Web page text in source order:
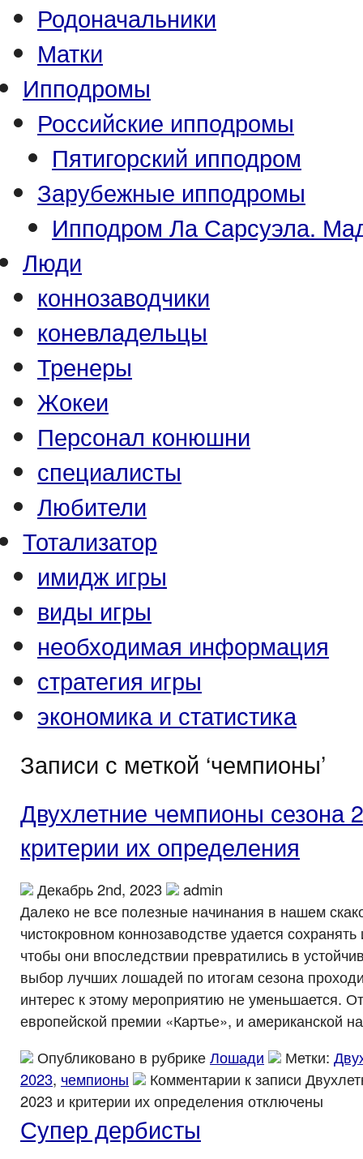
Родоначальники
Матки
Ипподромы
Российские ипподромы
Пятигорский ипподром
Зарубежные ипподромы
Ипподром Ла Сарсуэла.
Люди
коннозаводчики
коневладельцы
Тренеры
Жокеи
Персонал конюшни
специалисты
Любители
Тотализатор
имидж игры
виды игры
необходимая информация
стратегия игры
экономика и статистика
Записи с меткой ‘чемпионы’
Двухлетние чемпионы сезона
критерии их определения
Декабрь 2nd, 2023
admin
Далеко не все полезные начинания в нашем
чистокровном коннозаводстве удается
чтобы они впоследствии превратились в
выбор лучших лошадей по итогам сезона
интерес к этому мероприятию не уменьшается.
европейской премии «Картье», и американской
Опубликовано в рубрикеЛошади Метки:
2023, чемпионы Комментарии к записи
2023 и критерии их определения отключены
Супер дербисты